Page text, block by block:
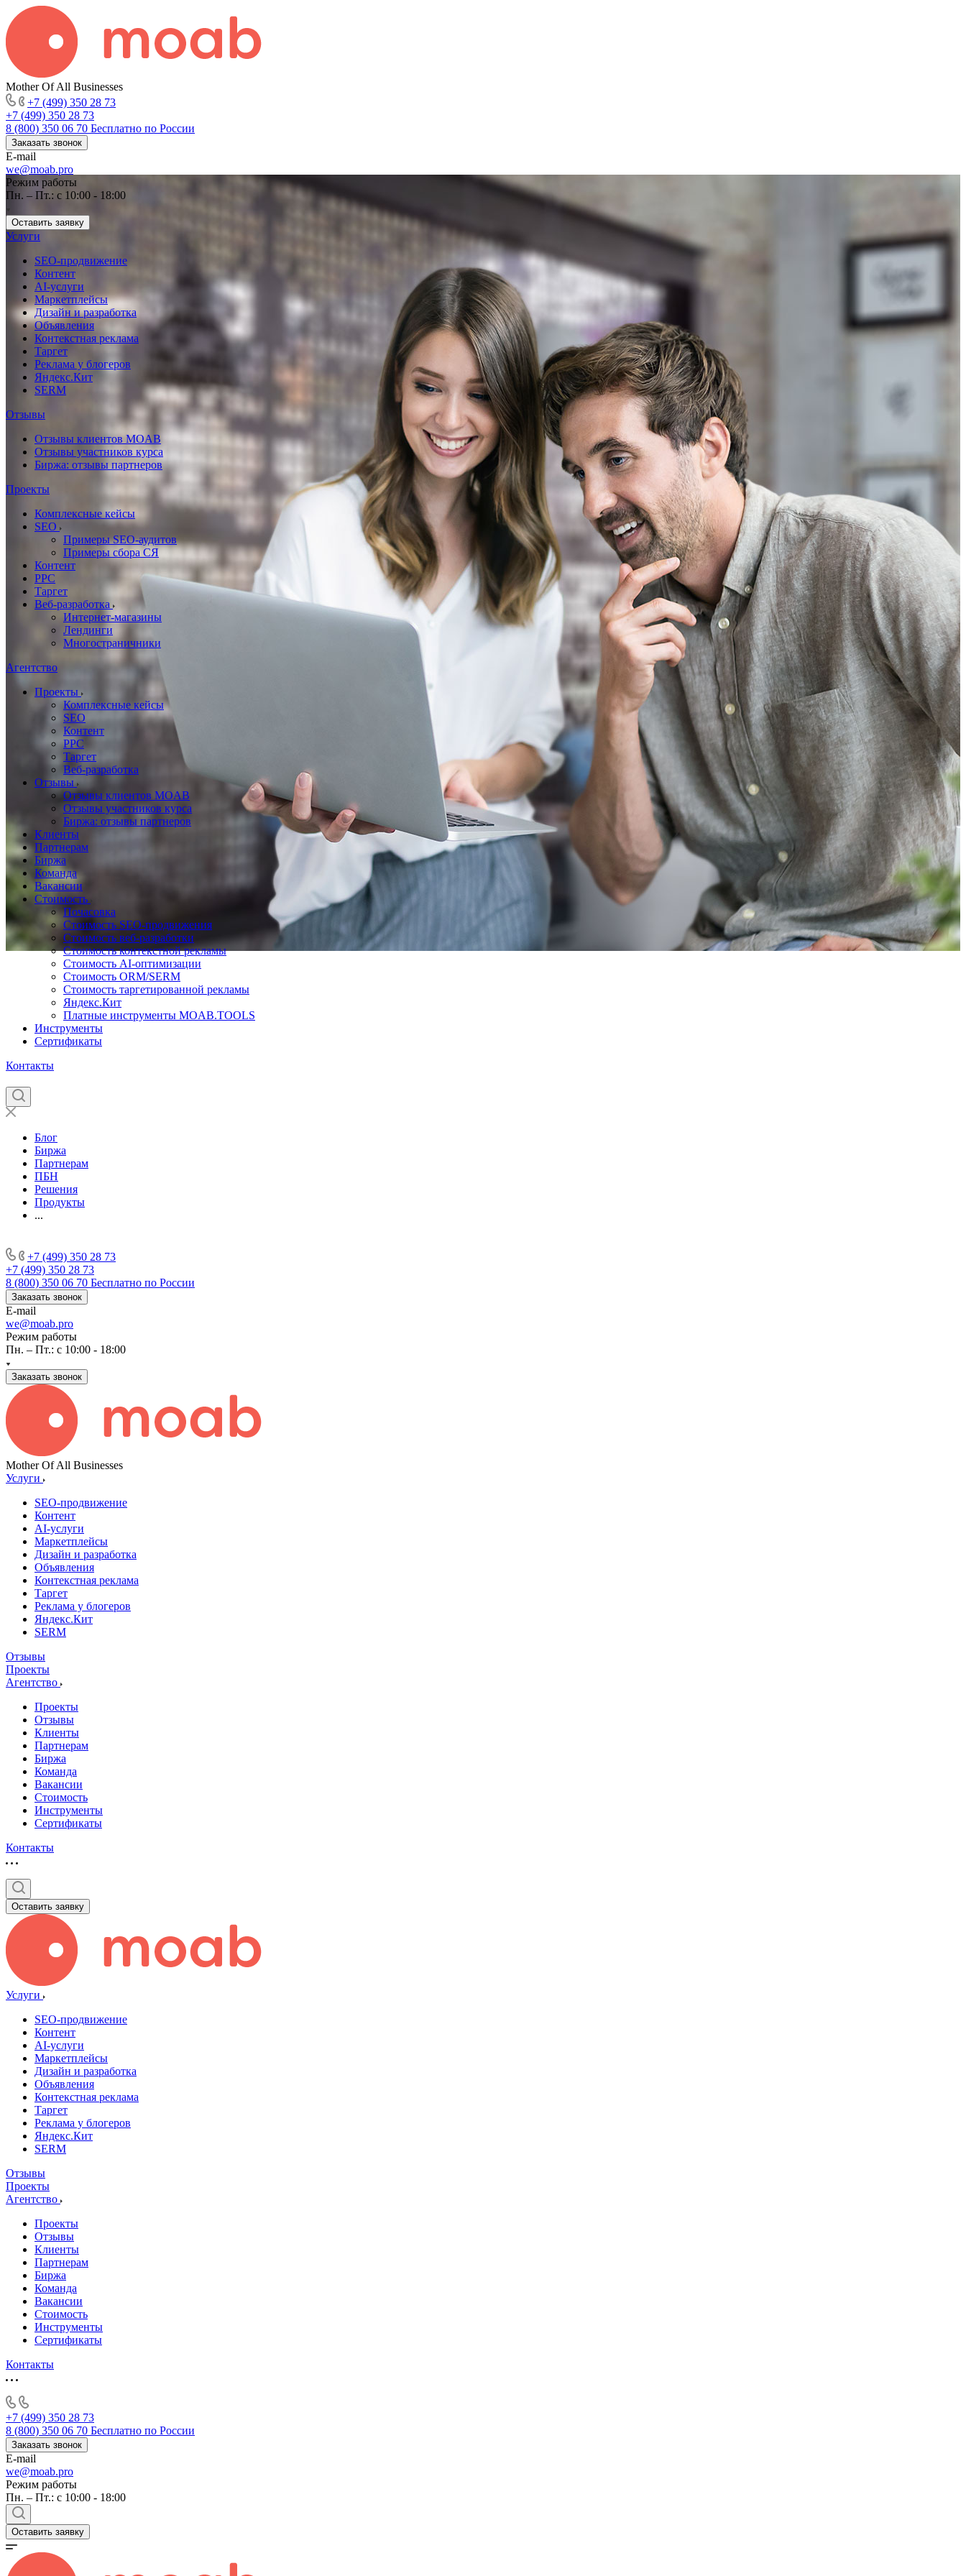
Mother Of All Businesses
+7 (499) 350 28 73
+7 (499) 350 28 73
8 (800) 350 06 70 Бесплатно по России
Заказать звонок
E-mail
we@moab.pro
Режим работы
Пн. – Пт.: с 10:00 - 18:00
Оставить заявку
Услуги
SEO-продвижение
Контент
AI-услуги
Маркетплейсы
Дизайн и разработка
Объявления
Контекстная реклама
Таргет
Реклама у блогеров
Яндекс.Кит
SERM
Отзывы
Отзывы клиентов MOAB
Отзывы участников курса
Биржа: отзывы партнеров
Проекты
Комплексные кейсы
SEO
Примеры SEO-аудитов
Примеры сбора СЯ
Контент
PPC
Таргет
Веб-разработка
Интернет-магазины
Лендинги
Многостраничники
Агентство
Проекты
Комплексные кейсы
SEO
Контент
PPC
Таргет
Веб-разработка
Отзывы
Отзывы клиентов MOAB
Отзывы участников курса
Биржа: отзывы партнеров
Клиенты
Партнерам
Биржа
Команда
Вакансии
Стоимость
Почасовка
Стоимость SEO-продвижения
Стоимость веб-разработки
Стоимость контекстной рекламы
Стоимость AI-оптимизации
Стоимость ORM/SERM
Стоимость таргетированной рекламы
Яндекс.Кит
Платные инструменты MOAB.TOOLS
Инструменты
Сертификаты
Контакты
Блог
Биржа
Партнерам
ПБН
Решения
Продукты
...
+7 (499) 350 28 73
+7 (499) 350 28 73
8 (800) 350 06 70 Бесплатно по России
Заказать звонок
E-mail
we@moab.pro
Режим работы
Пн. – Пт.: с 10:00 - 18:00
Заказать звонок
Mother Of All Businesses
Услуги
SEO-продвижение
Контент
AI-услуги
Маркетплейсы
Дизайн и разработка
Объявления
Контекстная реклама
Таргет
Реклама у блогеров
Яндекс.Кит
SERM
Отзывы
Проекты
Агентство
Проекты
Отзывы
Клиенты
Партнерам
Биржа
Команда
Вакансии
Стоимость
Инструменты
Сертификаты
Контакты
Оставить заявку
Услуги
SEO-продвижение
Контент
AI-услуги
Маркетплейсы
Дизайн и разработка
Объявления
Контекстная реклама
Таргет
Реклама у блогеров
Яндекс.Кит
SERM
Отзывы
Проекты
Агентство
Проекты
Отзывы
Клиенты
Партнерам
Биржа
Команда
Вакансии
Стоимость
Инструменты
Сертификаты
Контакты
+7 (499) 350 28 73
8 (800) 350 06 70 Бесплатно по России
Заказать звонок
E-mail
we@moab.pro
Режим работы
Пн. – Пт.: с 10:00 - 18:00
Оставить заявку